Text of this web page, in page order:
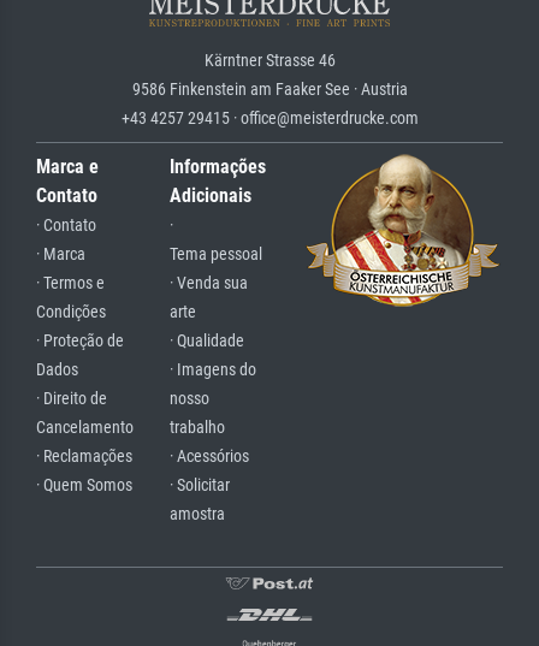
Kärntner Strasse 46
9586 Finkenstein am Faaker See · Austria
+43 4257 29415 · office@meisterdrucke.com
Marca e
Contato
· Contato
· Marca
· Termos e
Condições
· Proteção de
Dados
· Direito de
Cancelamento
· Reclamações
· Quem Somos
Informações
Adicionais
·
Tema pessoal
· Venda sua
arte
· Qualidade
· Imagens do
nosso
trabalho
· Acessórios
· Solicitar
amostra